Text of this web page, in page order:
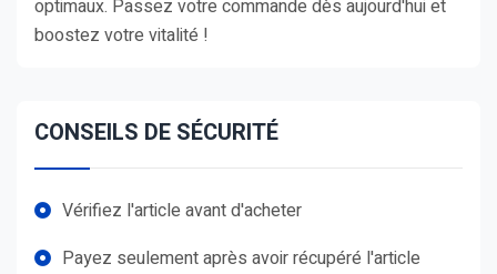
optimaux. Passez votre commande dès aujourd'hui et
boostez votre vitalité !
CONSEILS DE SÉCURITÉ
Vérifiez l'article avant d'acheter
Payez seulement après avoir récupéré l'article